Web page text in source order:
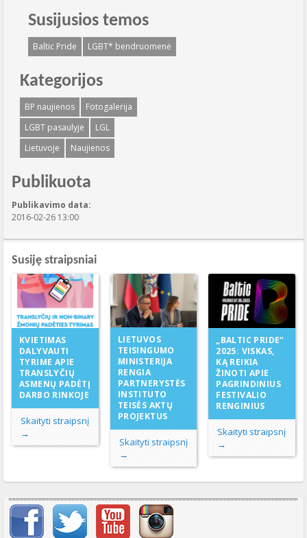
Susijusios temos
Baltic Pride LGBT* bendruomenė
Kategorijos
BP naujienos
Fotogalerija
LGBT pasaulyje
LGL
Lietuvoje
Naujienos
Publikuota
Publikavimo data:
2016-02-26 13:00
Susiję straipsniai
KVIETIMAS
DALYVAUTI
TYRIME APIE
TRANSLYČIŲ
ASMENŲ PADĖTĮ
DARBO RINKOJE
Skaityti straipsnį
→
LIETUVOS
TEISINGUMO
MINISTERIJA
RENGIA
PARTNERYSTĖS
INSTITUTO
TEISĖS AKTŲ
PROJEKTUS
Skaityti straipsnį
→
„BALTIC PRIDE“
2025: VISKAS,
KĄ REIKIA
ŽINOTI APIE
PAGRINDINIUS
FESTIVALIO
RENGINIUS
Skaityti straipsnį
→
Svarbių įrašų meniu